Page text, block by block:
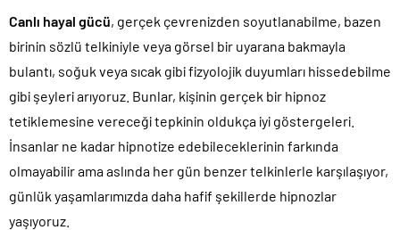
Canlı hayal gücü, gerçek çevrenizden soyutlanabilme, bazen
birinin sözlü telkiniyle veya görsel bir uyarana bakmayla
bulantı, soğuk veya sıcak gibi fizyolojik duyumları hissedebilme
gibi şeyleri arıyoruz. Bunlar, kişinin gerçek bir hipnoz
tetiklemesine vereceği tepkinin oldukça iyi göstergeleri.
İnsanlar ne kadar hipnotize edebileceklerinin farkında
olmayabilir ama aslında her gün benzer telkinlerle karşılaşıyor,
günlük yaşamlarımızda daha hafif şekillerde hipnozlar
yaşıyoruz.